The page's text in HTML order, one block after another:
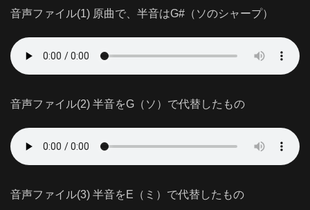
音声ファイル(1) 原曲で、半音はG#（ソのシャープ）
音声ファイル(2) 半音をG（ソ）で代替したもの
音声ファイル(3) 半音をE（ミ）で代替したもの